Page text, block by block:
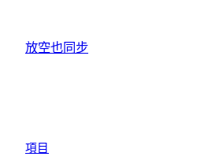
放空也同步
項目